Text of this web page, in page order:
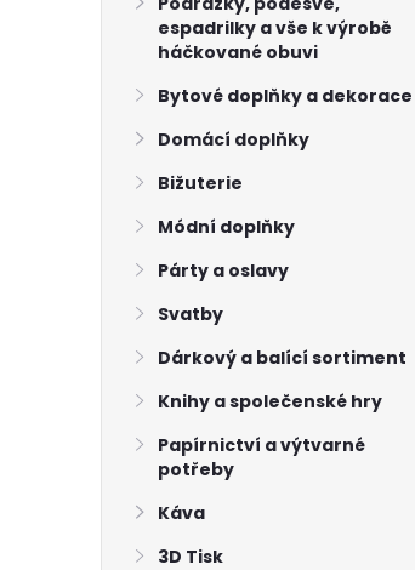
espadrilky a vše k výrobě
háčkované obuvi
Bytové doplňky a dekorace
Domácí doplňky
Bižuterie
Módní doplňky
Párty a oslavy
Svatby
Dárkový a balící sortiment
Knihy a společenské hry
Papírnictví a výtvarné
potřeby
Káva
3D Tisk